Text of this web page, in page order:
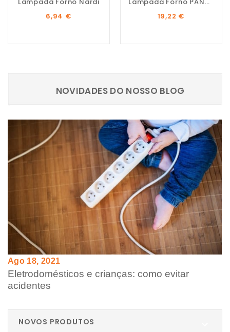
Preço
6,94 €
Preço
19,22 €
Ago 18, 2021
Eletrodomésticos e crianças: como evitar
acidentes
NOVIDADES DO NOSSO BLOG
NOVOS PRODUTOS